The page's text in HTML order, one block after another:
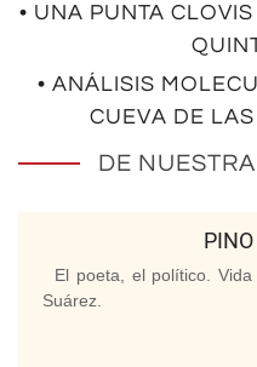
• UNA PUNTA
• ANÁLISIS
CUEVA DE
DE
El poeta, el político.
Suárez.